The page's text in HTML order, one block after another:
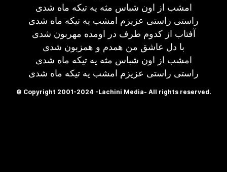
امشب از اون شباس مثه یه تیکه ماه شدی
راستی راستی عزیزم امشب یه تیکه ماه شدی
آفتاب از کدوم طرف در اومده مهربون شدی
با دل عاشق من همدم و همزبون شدی
امشب از اون شباس مثه یه تیکه ماه شدی
راستی راستی عزیزم امشب یه تیکه ماه شدی
© Copyright 2001-2024 -Lachini Media- All rights reserved.